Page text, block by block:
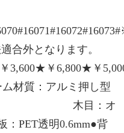
合外となります。
3,600★￥6,800★￥
材質：アルミ押し型
木目：オ
PET透明0.6mm●背